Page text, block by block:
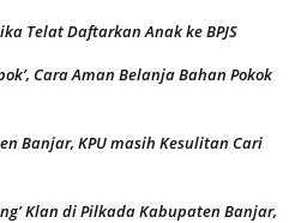
Telat Daftarkan Anak ke BPJS
Cara Aman Belanja Bahan Pokok
Banjar, KPU masih Kesulitan Cari
Klan di Pilkada Kabupaten Banjar,